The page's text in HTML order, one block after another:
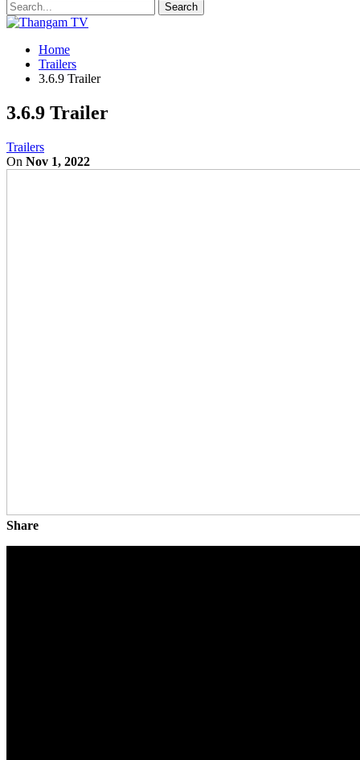
Home
Trailers
3.6.9 Trailer
3.6.9 Trailer
Trailers
On Nov 1, 2022
Share